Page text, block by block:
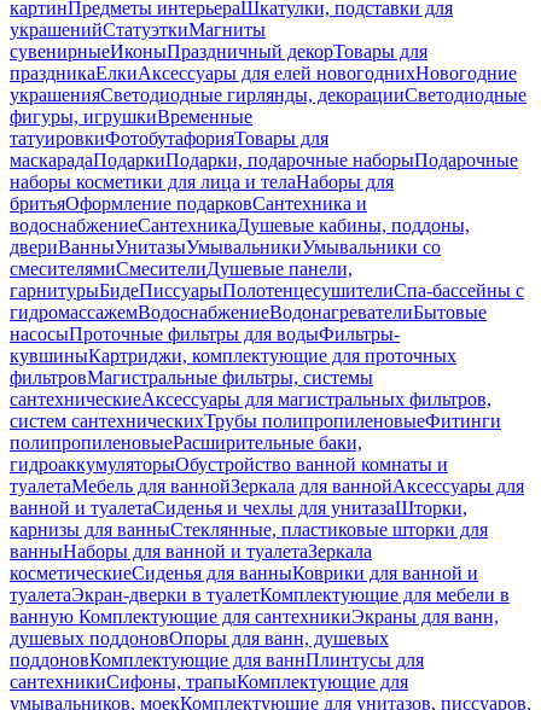
картинПредметы интерьераШкатулки, подставки для
украшенийСтатуэткиМагниты
сувенирныеИконыПраздничный декорТовары для
праздникаЕлкиАксессуары для елей новогоднихНовогодние
украшенияСветодиодные гирлянды, декорацииСветодиодные
фигуры, игрушкиВременные
татуировкиФотобутафорияТовары для
маскарадаПодаркиПодарки, подарочные наборыПодарочные
наборы косметики для лица и телаНаборы для
бритьяОформление подарковСантехника и
водоснабжениеСантехникаДушевые кабины, поддоны,
двериВанныУнитазыУмывальникиУмывальники со
смесителямиСмесителиДушевые панели,
гарнитурыБидеПиссуарыПолотенцесушителиСпа-бассейны с
гидромассажемВодоснабжениеВодонагревателиБытовые
насосыПроточные фильтры для водыФильтры-
кувшиныКартриджи, комплектующие для проточных
фильтровМагистральные фильтры, системы
сантехническиеАксессуары для магистральных фильтров,
систем сантехническихТрубы полипропиленовыеФитинги
полипропиленовыеРасширительные баки,
гидроаккумуляторыОбустройство ванной комнаты и
туалетаМебель для ваннойЗеркала для ваннойАксессуары для
ванной и туалетаСиденья и чехлы для унитазаШторки,
карнизы для ванныСтеклянные, пластиковые шторки для
ванныНаборы для ванной и туалетаЗеркала
косметическиеСиденья для ванныКоврики для ванной и
туалетаЭкран-дверки в туалетКомплектующие для мебели в
ванную Комплектующие для сантехникиЭкраны для ванн,
душевых поддоновОпоры для ванн, душевых
поддоновКомплектующие для ваннПлинтусы для
сантехникиСифоны, трапыКомплектующие для
умывальников, моекКомплектующие для унитазов, писсуаров,